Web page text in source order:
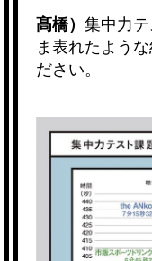
髙橋） 集中力
ま表れたよう
ださい。